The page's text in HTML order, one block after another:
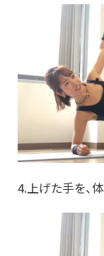
4.上げた手を、